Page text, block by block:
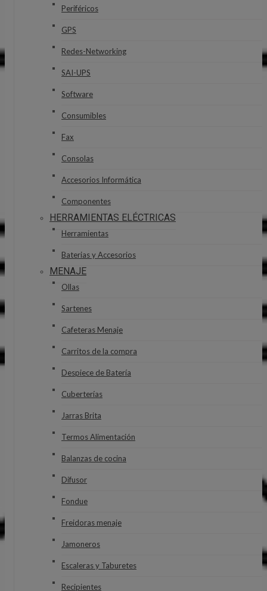
Periféricos
GPS
Redes-Networking
SAI-UPS
Software
Consumibles
Fax
Consolas
Accesorios Informática
Componentes
HERRAMIENTAS ELÉCTRICAS
Herramientas
Baterias y Accesorios
MENAJE
Ollas
Sartenes
Cafeteras Menaje
Carritos de la compra
Despiece de Batería
Cuberterías
Jarras Brita
Termos Alimentación
Balanzas de cocina
Difusor
Fondue
Freidoras menaje
Jamoneros
Escaleras y Taburetes
Recipientes